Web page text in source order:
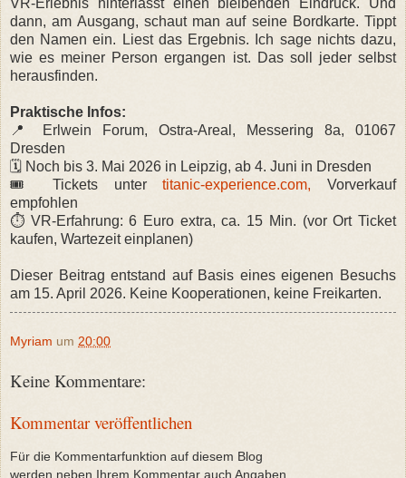
VR-Erlebnis hinterlässt einen bleibenden Eindruck. Und
dann, am Ausgang, schaut man auf seine Bordkarte. Tippt
den Namen ein. Liest das Ergebnis. Ich sage nichts dazu,
wie es meiner Person ergangen ist. Das soll jeder selbst
herausfinden.
Praktische Infos:
📍 Erlwein Forum, Ostra-Areal, Messering 8a, 01067
Dresden
🗓 Noch bis 3. Mai 2026 in Leipzig, ab 4. Juni in Dresden
🎟 Tickets untertitanic-experience.com, Vorverkauf
empfohlen
⏱ VR-Erfahrung: 6 Euro extra, ca. 15 Min. (vor Ort Ticket
kaufen, Wartezeit einplanen)
Dieser Beitrag entstand auf Basis eines eigenen Besuchs
am 15. April 2026. Keine Kooperationen, keine Freikarten.
Myriam um 20:00
Keine Kommentare:
Kommentar veröffentlichen
Für die Kommentarfunktion auf diesem Blog
werden neben Ihrem Kommentar auch Angaben